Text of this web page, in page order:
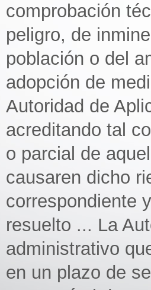
comprobación
peligro, de
población o del
adopción de
Autoridad de
acreditando tal
o parcial de
causaren dicho
correspondiente
resuelto ... La
administrativo
en un plazo de